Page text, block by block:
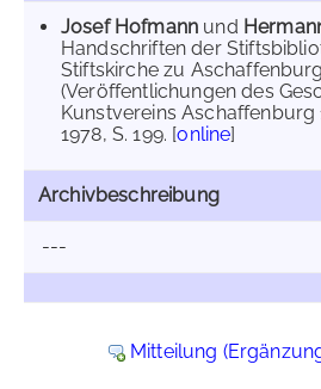
Josef Hofmann und
Handschriften der
Stiftskirche zu Aschaffenburg
(Veröffentlichungen des
Kunstvereins Aschaffenburg
1978, S. 199. [online]
Archivbeschreibung
---
Mitteilung